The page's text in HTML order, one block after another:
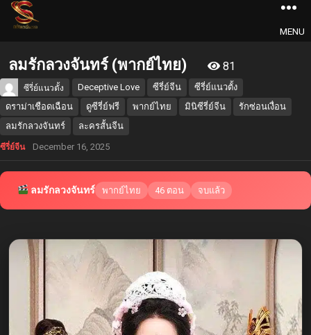
MENU
ลมรักลวงจันทร์ (พากย์ไทย) 81
ซีรี่ย์แนวตั้ง Deceptive Love ซีรี่ย์จีน
ซีรี่ย์แนวตั้ง
ดราม่าเชือดเฉือน
ดูซีรี่ย์ฟรี พากย์ไทย มินิซีรี่ย์จีน
รักซ่อนเงื่อน
ลมรักลวงจันทร์
ละครสั้นจีน
ซีรี่ย์จีน December 16, 2025
ลมรักลวงจันทร์ พากย์ไทย 46 ตอน จบแล้ว